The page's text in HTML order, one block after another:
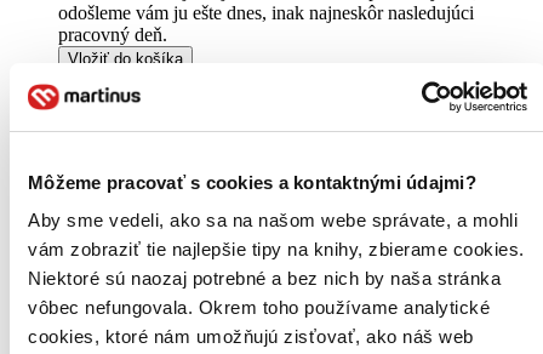
Môžeme pracovať s cookies a kontaktnými údajmi?
Aby sme vedeli, ako sa na našom webe správate, a mohli
vám zobraziť tie najlepšie tipy na knihy, zbierame cookies.
Niektoré sú naozaj potrebné a bez nich by naša stránka
vôbec nefungovala. Okrem toho používame analytické
cookies, ktoré nám umožňujú zisťovať, ako náš web
odošleme vám ju ešte dnes, inak najneskôr nasledujúci
pracovný deň.
Vložiť do košíka
Vypredané
nepredali posledné kusy.
Pridať do zoznamu
6,99 €
Ihneď na stiahnutie
Máte čítačku, tablet alebo mobil? Stiahnite si do nich e-knihu:
budete ju mať hneď a ešte aj ušetríte život stromom. Viac
informácii o e-kniháchnájdete tu.